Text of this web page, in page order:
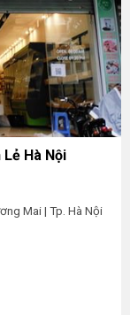
Hà Nội
Mai | Tp. Hà Nội